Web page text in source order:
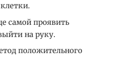
самой проявить
на руку.
положительного